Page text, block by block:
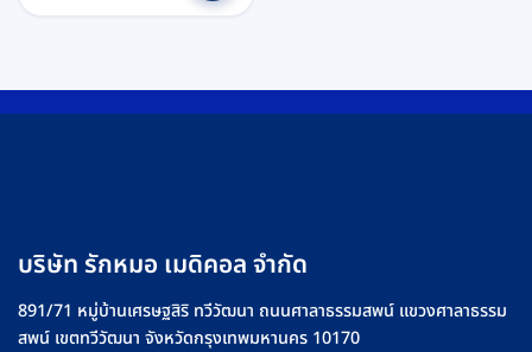
options
may
product
บริษัท รักหมอ เมดิคอล จำกัด
891/71 หมู่บ้านเศรษฐสิริ ทวีวัฒนา ถนนศาลาธรรมสพน์ แขวงศาลาธรรม
สพน์ เขตทวีวัฒนา จังหวัดกรุงเทพมหานคร 10170